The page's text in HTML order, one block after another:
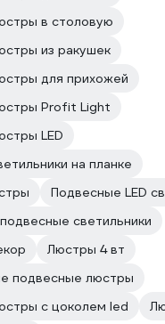
в столовую
из ракушек
для прихожей
Profit Light
LED
на планке
Подвесные LED
светильники
Люстры 4 вт
подвесные люстры
с цоколем led